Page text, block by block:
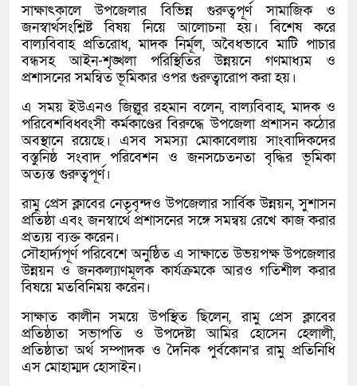
সাক্ষাৎকালে উপজেলার বিভিন্ন গুরুত্বপূর্ণ সামাজিক ও
জনস্বার্থসংশ্লিষ্ট বিষয় নিয়ে আলোচনা হয়। বিশেষ করে
বাল্যবিবাহ প্রতিরোধ, মাদক নির্মূল, অবৈধভাবে মাটি পাচার
বন্ধসহ আইন-শৃঙ্খলা পরিস্থিতির উন্নয়নে গণমাধ্যম ও
প্রশাসনের সমন্বিত ভূমিকার ওপর গুরুত্বারোপ করা হয়।
এ সময় ইউএনও জিল্লুর রহমান বলেন, বাল্যবিবাহ, মাদক ও
পরিবেশবিধ্বংসী কর্মকাণ্ডের বিরুদ্ধে উপজেলা প্রশাসন কঠোর
অবস্থানে রয়েছে। এসব সমস্যা মোকাবেলায় সাংবাদিকদের
বস্তুনিষ্ঠ সংবাদ পরিবেশন ও জনসচেতনতা বৃদ্ধির ভূমিকা
অত্যন্ত গুরুত্বপূর্ণ।
রামু প্রেস ক্লাবের নেতৃবৃন্দও উপজেলার সার্বিক উন্নয়ন, সুশাসন
প্রতিষ্ঠা এবং জনস্বার্থে প্রশাসনের সঙ্গে সমন্বয় রেখে কাজ করার
প্রত্যয় ব্যক্ত করেন।
সৌহার্দ্যপূর্ণ পরিবেশে অনুষ্ঠিত এ সাক্ষাতে উভয়পক্ষ উপজেলার
উন্নয়ন ও জনকল্যাণমূলক কার্যক্রমকে আরও গতিশীল করার
বিষয়ে মতবিনিময় করেন।
সাক্ষাত কালীন সময়ে উপস্থিত ছিলেন, রামু প্রেস ক্লাবের
প্রতিষ্ঠাতা সভাপতি ও উপদেষ্টা আমির হোসেন হেলালী,
প্রতিষ্ঠাতা অর্থ সম্পাদক ও দৈনিক পুর্বকোন’র রামু প্রতিনিধি
এস মোহাম্মদ হোসাইন।